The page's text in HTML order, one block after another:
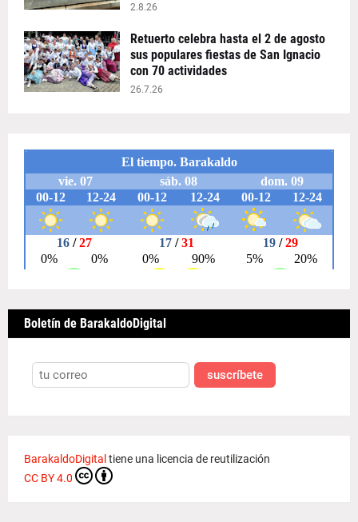
2.8.26
Retuerto celebra hasta el 2 de agosto
sus populares fiestas de San Ignacio
con 70 actividades
26.7.26
Boletín de BarakaldoDigital
suscríbete
BarakaldoDigital tiene una licencia de reutilización
CC BY 4.0